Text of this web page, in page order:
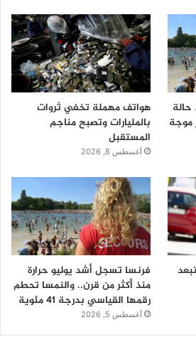
في حالة
موجة
هواتف مهملة تخفي ثروات
بالمليارات وتصبح مناجم
المستقبل
أغسطس 8, 2026
فرنسا تسجل أشد يوليو حرارة
منذ أكثر من قرن.. والنمسا تحطم
رقمها القياسي بدرجة 41 مئوية
أغسطس 5, 2026